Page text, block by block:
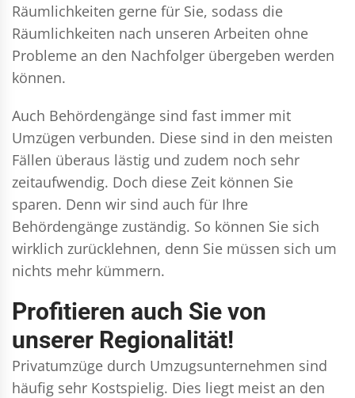
Räumlichkeiten gerne für Sie, sodass die
Räumlichkeiten nach unseren Arbeiten ohne
Probleme an den Nachfolger übergeben werden
können.
Auch Behördengänge sind fast immer mit
Umzügen verbunden. Diese sind in den meisten
Fällen überaus lästig und zudem noch sehr
zeitaufwendig. Doch diese Zeit können Sie
sparen. Denn wir sind auch für Ihre
Behördengänge zuständig. So können Sie sich
wirklich zurücklehnen, denn Sie müssen sich um
nichts mehr kümmern.
Profitieren auch Sie von
unserer Regionalität!
Privatumzüge durch Umzugsunternehmen sind
häufig sehr Kostspielig. Dies liegt meist an den